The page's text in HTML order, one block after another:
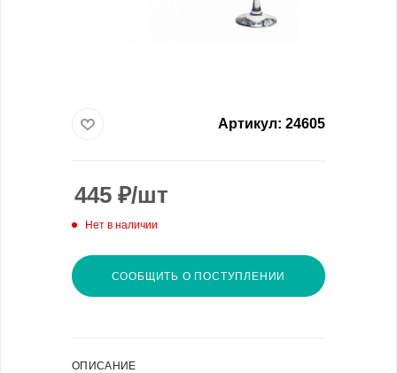
Артикул: 24605
445 ₽/шт
Нет в наличии
СООБЩИТЬ О ПОСТУПЛЕНИИ
ОПИСАНИЕ